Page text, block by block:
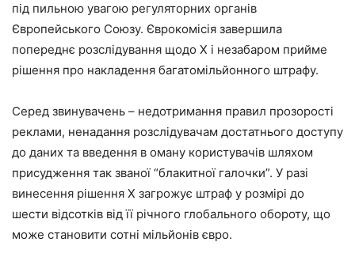
під пильною увагою регуляторних органів
Європейського Союзу. Єврокомісія завершила
попереднє розслідування щодо X і незабаром прийме
рішення про накладення багатомільйонного штрафу.
Серед звинувачень – недотримання правил прозорості
реклами, ненадання розслідувачам достатнього доступу
до даних та введення в оману користувачів шляхом
присудження так званої “блакитної галочки”. У разі
винесення рішення X загрожує штраф у розмірі до
шести відсотків від її річного глобального обороту, що
може становити сотні мільйонів євро.